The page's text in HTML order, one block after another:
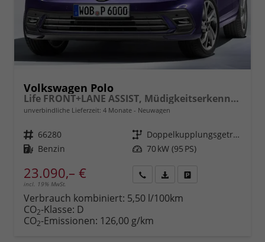
Volkswagen Polo
Life FRONT+LANE ASSIST, Müdigkeitserkennung, Berganfahrassistent, ISOFIX, eCall, LED, Digital Cockpit, App Connect, CLIMATIC, 15" ALU uvm.
unverbindliche Lieferzeit: 4 Monate Neuwagen
Fahrzeugnr. 66280 Getriebe
Doppelkupplungsgetriebe (DSG)
Kraftstoff Benzin Leistung 70 kW (95 PS)
23.090,– €
incl. 19% MwSt.
anfordern
Datei,
Verbrauch kombiniert: 5,50 l/100km
CO2-Klasse: D
CO2-Emissionen: 126,00 g/km